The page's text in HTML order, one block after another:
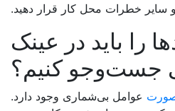
خطرات محل کار قرار دهید.
را باید در عینک
جست‌وجو کنیم؟
عوامل بی‌شماری وجود دارد.